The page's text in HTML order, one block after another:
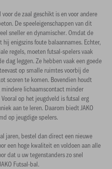
de zaal geschikt is en voor andere
De speeleigenschappen van dit
sneller en dynamischer. Omdat de
enigszins foute balaannames. Echter,
regels, moeten futsal-spelers vaak
dag leggen. Ze hebben vaak een goede
op smalle ruimtes voorbij de
scoren te komen. Bovendien houdt
lichaamscontact minder
op het jeugdveld is futsal erg
aan te leren. Daarom biedt JAKO
op jeugdige spelers.
jaren, bestel dan direct een nieuwe
een hoge kwaliteit en voldoen aan alle
dat u uw tegenstanders zo snel
Futsal-bal.